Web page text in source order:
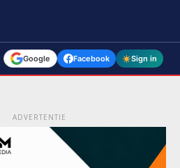
Google Facebook Sign in
ADVERTENTIE